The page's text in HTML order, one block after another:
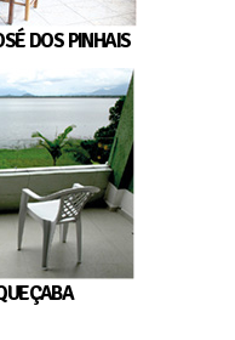
DOS PINHAIS